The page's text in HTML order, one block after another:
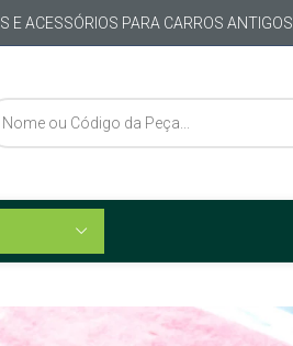
E ACESSÓRIOS PARA CARROS ANTIGOS